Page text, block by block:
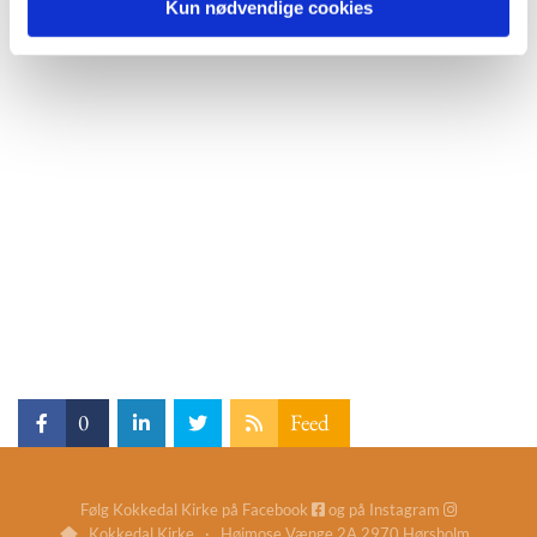
Kun nødvendige cookies
0 Feed
Følg Kokkedal Kirke på Facebook  og på Instagram 